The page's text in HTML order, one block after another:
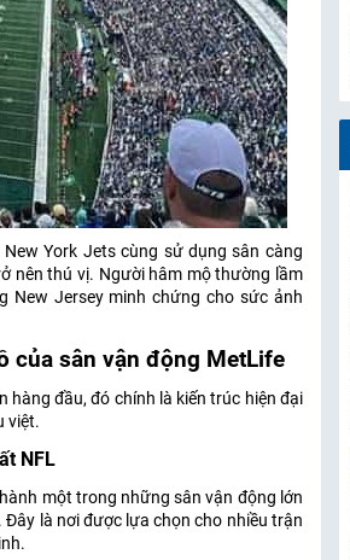
York Jets cùng sử dụng sân càng
nên thú vị. Người hâm mộ thường lầm
New Jersey minh chứng cho sức ảnh
của sân vận động MetLife
đầu, đó chính là kiến trúc hiện đại
việt.
NFL
một trong những sân vận động lớn
là nơi được lựa chọn cho nhiều trận